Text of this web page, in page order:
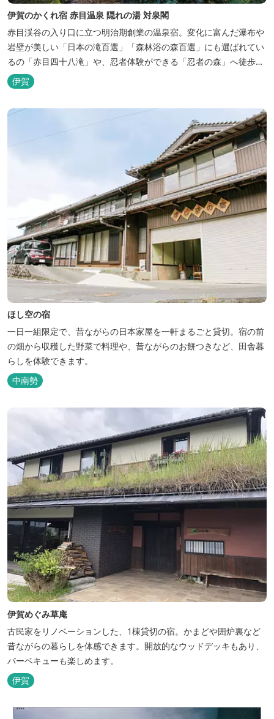
伊賀のかくれ宿 赤目温泉 隠れの湯 対泉閣
赤目渓谷の入り口に立つ明治期創業の温泉宿。変化に富んだ瀑布や
岩壁が美しい「日本の滝百選」「森林浴の森百選」にも選ばれてい
るの「赤目四十八滝」や、忍者体験ができる「忍者の森」へ徒歩５
分と観光にも好立地です。 地下１０００メートルから湧くアルカリ
性単純温泉はしっとり滑らかな肌触りで美肌効果も期待できます。
地元のスギ材を用いた大浴場は、泡風呂を備えた「上忍の湯」、打
伊賀
ほし空の宿
一日一組限定で、昔ながらの日本家屋を一軒まるごと貸切。宿の前
の畑から収穫した野菜で料理や、昔ながらのお餅つきなど、田舎暮
らしを体験できます。
中南勢
伊賀めぐみ草庵
古民家をリノベーションした、1棟貸切の宿。かまどや囲炉裏など
昔ながらの暮らしを体感できます。開放的なウッドデッキもあり、
バーベキューも楽しめます。
伊賀